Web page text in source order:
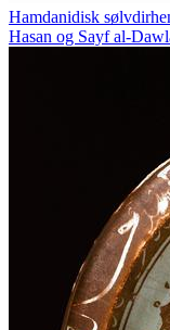
Hamdanidisk
Hasan og Sayf al-